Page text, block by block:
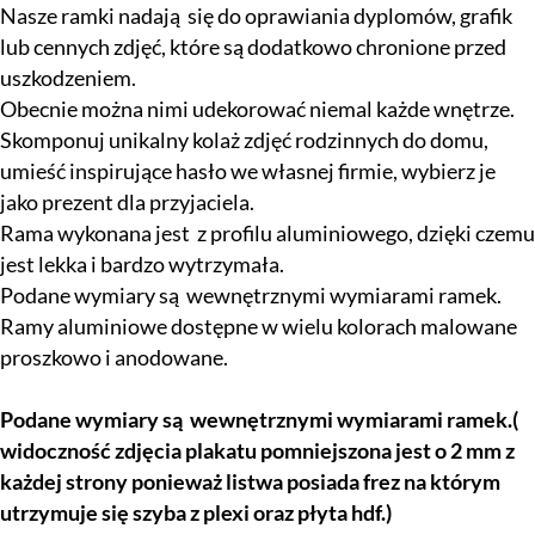
Nasze ramki nadają się do oprawiania dyplomów, grafik
lub cennych zdjęć, które są dodatkowo chronione przed
uszkodzeniem.
Obecnie można nimi udekorować niemal każde wnętrze.
Skomponuj unikalny kolaż zdjęć rodzinnych do domu,
umieść inspirujące hasło we własnej firmie, wybierz je
jako prezent dla przyjaciela.
Rama wykonana jest z profilu aluminiowego, dzięki czemu
jest lekka i bardzo wytrzymała.
Podane wymiary są wewnętrznymi wymiarami ramek.
Ramy aluminiowe dostępne w wielu kolorach malowane
proszkowo i anodowane.
Podane wymiary są wewnętrznymi wymiarami ramek.(
widoczność zdjęcia plakatu pomniejszona jest o 2 mm z
każdej strony ponieważ listwa posiada frez na którym
utrzymuje się szyba z plexi oraz płyta hdf.)